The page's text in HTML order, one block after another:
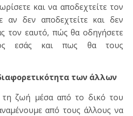
και να αποδεχτείτε τον
αν δεν αποδεχτείτε και δεν
τον εαυτό, πώς θα οδηγήσετε
εσάς και πως θα τους
των άλλων
τη ζωή μέσα από το δικό του
από τους άλλους να